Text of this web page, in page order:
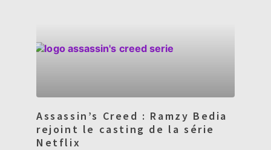
Assassin’s Creed : Ramzy Bedia
rejoint le casting de la série
Netflix